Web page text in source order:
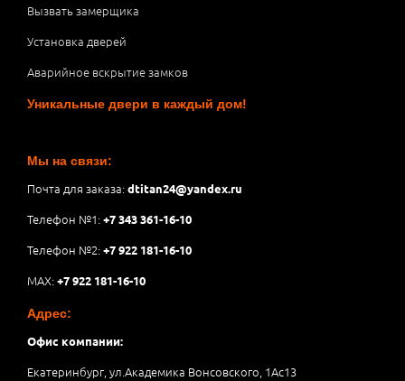
Вызвать замерщика
Установка дверей
Аварийное вскрытие замков
Уникальные двери в каждый дом!
Мы на связи:
Почта для заказа:dtitan24@yandex.ru
Телефон №1:+7 343 361-16-10
Телефон №2:+7 922 181-16-10
MAX:+7 922 181-16-10
Адрес:
Офис компании:
Екатеринбург, ул.Академика Вонсовского, 1Аc13